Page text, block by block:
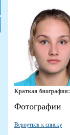
Краткая биография:
Фотографии
Вернуться к списку